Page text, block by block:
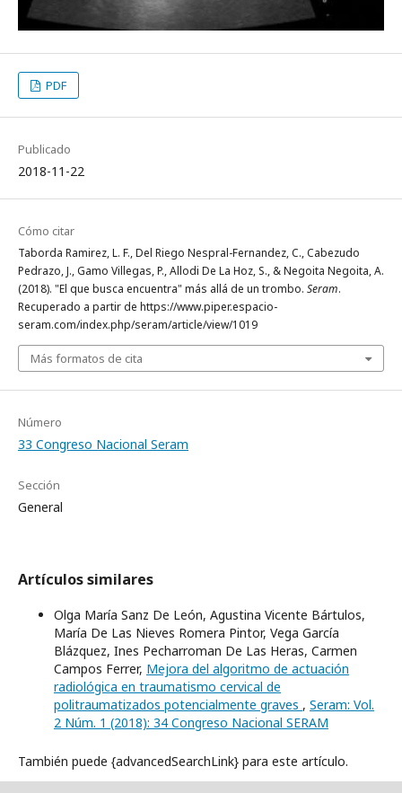
PDF
Publicado
2018-11-22
Cómo citar
Taborda Ramirez, L. F., Del Riego Nespral-Fernandez, C., Cabezudo
Pedrazo, J., Gamo Villegas, P., Allodi De La Hoz, S., & Negoita Negoita, A.
(2018). "El que busca encuentra" más allá de un trombo. Seram.
Recuperado a partir de https://www.piper.espacio-
seram.com/index.php/seram/article/view/1019
Más formatos de cita
Número
33 Congreso Nacional Seram
Sección
General
Artículos similares
Olga María Sanz De León, Agustina Vicente Bártulos,
María De Las Nieves Romera Pintor, Vega García
Blázquez, Ines Pecharroman De Las Heras, Carmen
Campos Ferrer, Mejora del algoritmo de actuación
radiológica en traumatismo cervical de
politraumatizados potencialmente graves , Seram: Vol.
2 Núm. 1 (2018): 34 Congreso Nacional SERAM
También puede {advancedSearchLink} para este artículo.